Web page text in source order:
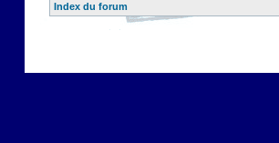
Index du forum